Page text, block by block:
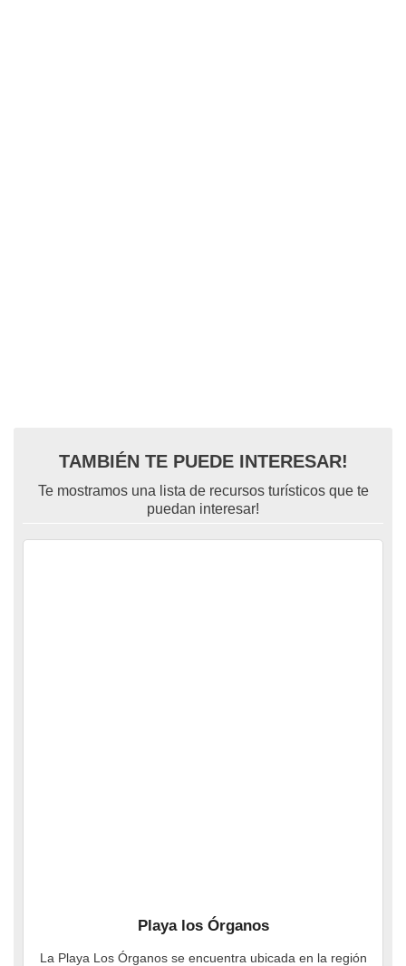
TAMBIÉN TE PUEDE INTERESAR!
Te mostramos una lista de recursos turísticos que te
puedan interesar!
Playa los Órganos
La Playa Los Órganos se encuentra ubicada en la región